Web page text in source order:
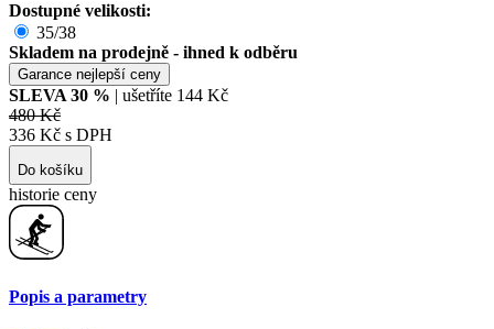
Dostupné velikosti:
35/38
Skladem na prodejně - ihned k odběru
Garance nejlepší ceny
SLEVA 30 % | ušetříte 144 Kč
480 Kč
336 Kč s DPH
Do košíku
historie ceny
Popis a parametry